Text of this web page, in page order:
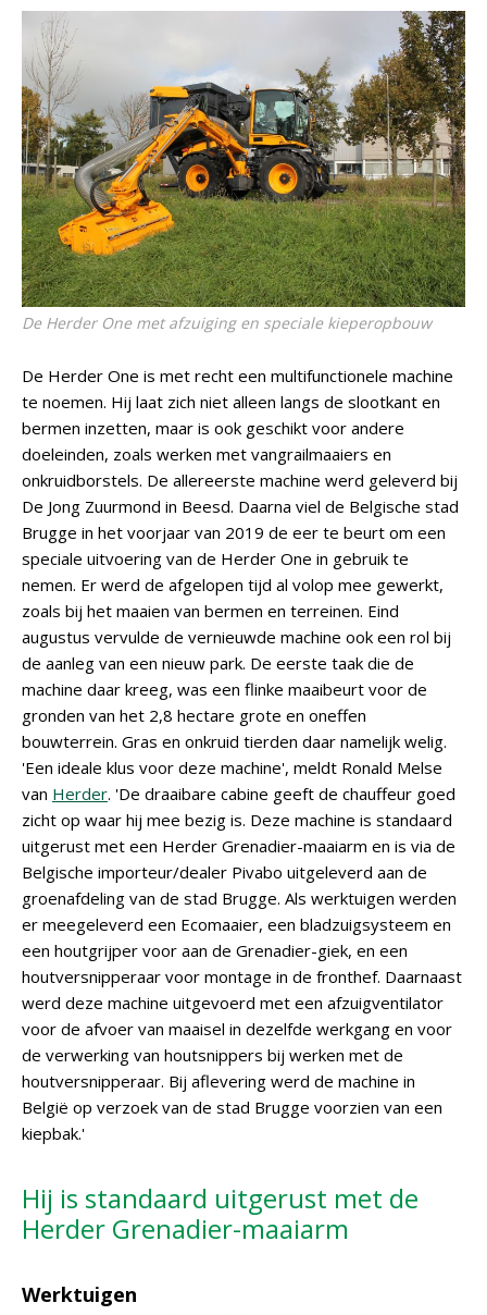
De Herder One met afzuiging en speciale kieperopbouw
De Herder One is met recht een multifunctionele machine
te noemen. Hij laat zich niet alleen langs de slootkant en
bermen inzetten, maar is ook geschikt voor andere
doeleinden, zoals werken met vangrailmaaiers en
onkruidborstels. De allereerste machine werd geleverd bij
De Jong Zuurmond in Beesd. Daarna viel de Belgische stad
Brugge in het voorjaar van 2019 de eer te beurt om een
speciale uitvoering van de Herder One in gebruik te
nemen. Er werd de afgelopen tijd al volop mee gewerkt,
zoals bij het maaien van bermen en terreinen. Eind
augustus vervulde de vernieuwde machine ook een rol bij
de aanleg van een nieuw park. De eerste taak die de
machine daar kreeg, was een flinke maaibeurt voor de
gronden van het 2,8 hectare grote en oneffen
bouwterrein. Gras en onkruid tierden daar namelijk welig.
'Een ideale klus voor deze machine', meldt Ronald Melse
van Herder. 'De draaibare cabine geeft de chauffeur goed
zicht op waar hij mee bezig is. Deze machine is standaard
uitgerust met een Herder Grenadier-maaiarm en is via de
Belgische importeur/dealer Pivabo uitgeleverd aan de
groenafdeling van de stad Brugge. Als werktuigen werden
er meegeleverd een Ecomaaier, een bladzuigsysteem en
een houtgrijper voor aan de Grenadier-giek, en een
houtversnipperaar voor montage in de fronthef. Daarnaast
werd deze machine uitgevoerd met een afzuigventilator
voor de afvoer van maaisel in dezelfde werkgang en voor
de verwerking van houtsnippers bij werken met de
houtversnipperaar. Bij aflevering werd de machine in
België op verzoek van de stad Brugge voorzien van een
kiepbak.'
Hij is standaard uitgerust met de
Herder Grenadier-maaiarm
Werktuigen